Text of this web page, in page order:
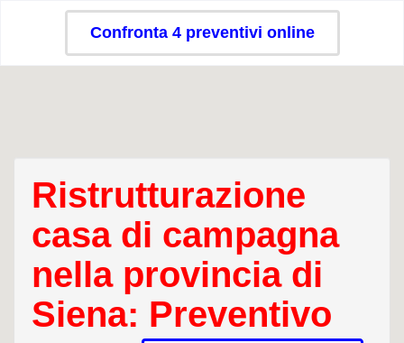
Confronta 4 preventivi online
Ristrutturazione
casa di campagna
nella provincia di
Siena: Preventivo